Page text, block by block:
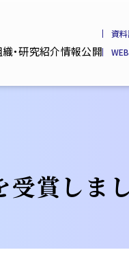
・研究紹介情報公開
資
賞しま